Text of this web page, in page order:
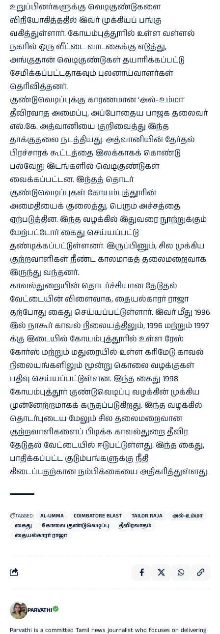
உறுப்பினர்களுக்கு வெடிகுண்டுகளை
விநியோகித்ததில் இவர் முக்கியப் பங்கு
வகித்துள்ளார். கோயம்புத்தூரில் உள்ள வள்ளல்
நகரில் ஒரு வீட்டை வாடகைக்கு எடுத்து,
அங்குதான் வெடிகுண்டுகள் தயாரிக்கப்பட்டு
சேமிக்கப்பட்டதாகவும் புலனாய்வாளர்கள்
தெரிவித்தனர்.
குண்டுவெடிப்புக்கு காரணமான ‘அல்-உம்மா’
தீவிரவாத அமைப்பு, அப்போதைய பாஜக தலைவர்
எல்.கே. அத்வானியை குறிவைத்து இந்த
தாக்குதலை நடத்தியது. அத்வானியின் தேர்தல்
பிரச்சாரக் கூட்டத்தை இலக்காகக் கொண்டு
பல்வேறு இடங்களில் வெடிகுண்டுகள்
வைக்கப்பட்டன. இந்தத் தொடர்
குண்டுவெடிப்புகள் கோயம்புத்தூரின்
அமைதியைக் குலைத்து, பெரும் அச்சத்தை
ஏற்படுத்தின. இந்த வழக்கில் இதுவரை நூற்றுக்கும்
மேற்பட்டோர் கைது செய்யப்பட்டு
தண்டிக்கப்பட்டுள்ளனர். இருப்பினும், சில முக்கிய
குற்றவாளிகள் நீண்ட காலமாகத் தலைமறைவாக
இருந்து வந்தனர்.
காவல்துறையின் தொடர்ச்சியான தேடுதல்
வேட்டையின் விளைவாக, தையல்காரர் ராஜா
தற்போது கைது செய்யப்பட்டுள்ளார். இவர் மீது 1996
இல் நாகூர் காவல் நிலையத்திலும், 1996 மற்றும் 1997
க்கு இடையில் கோயம்புத்தூரில் உள்ள ரேஸ்
கோர்ஸ் மற்றும் மதுரையில் உள்ள கரிமேடு காவல்
நிலையங்களிலும் மூன்று கொலை வழக்குகள்
பதிவு செய்யப்பட்டுள்ளன. இந்த கைது 1998
கோயம்புத்தூர் குண்டுவெடிப்பு வழக்கின் முக்கிய
முன்னேற்றமாகக் கருதப்படுகிறது. இந்த வழக்கில்
தொடர்புடைய மேலும் சில தலைமறைவான
குற்றவாளிகளைப் பிடிக்க காவல்துறை தீவிர
தேடுதல் வேட்டையில் ஈடுபட்டுள்ளது. இந்த கைது,
பாதிக்கப்பட்ட குடும்பங்களுக்கு நீதி
கிடைப்பதற்கான நம்பிக்கையை அதிகரித்துள்ளது.
TAGGED: AL-UMMA COIMBATORE BLAST TAILOR RAJA
அல்-உம்மா
கைது
கோவை குண்டுவெடிப்பு
தீவிரவாதம்
தையல்காரர் ராஜா
PARVATHI
Parvathi is a committed Tamil news journalist who focuses on delivering